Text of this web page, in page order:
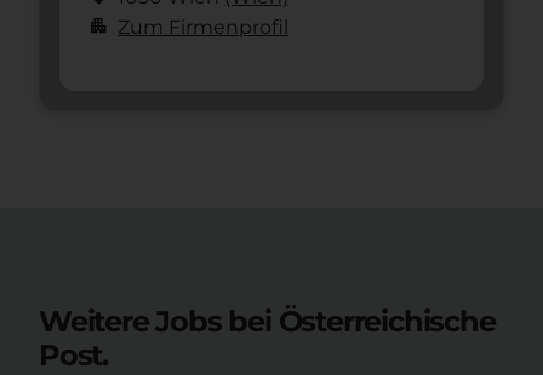
apartment Zum Firmenprofil
Weitere Jobs bei Österreichische
Post.